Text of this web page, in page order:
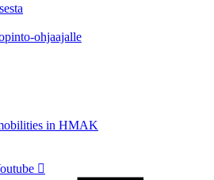
ohjaajalle
in HMAK